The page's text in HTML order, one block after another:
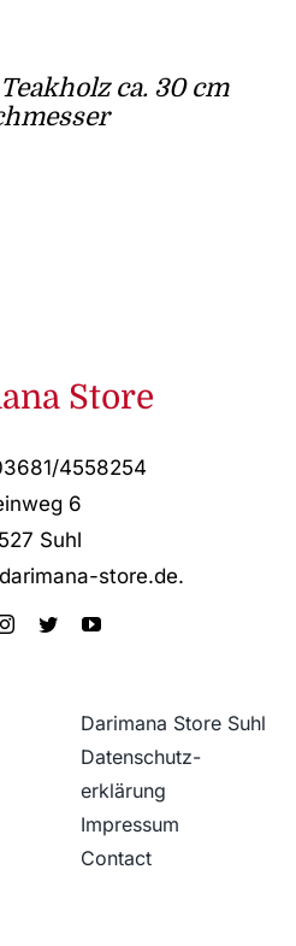
ca. 30 cm
Store
4558254
6
Suhl
store.de.
Darimana Store Suhl
Datenschutz­
erklärung
Impressum
Contact